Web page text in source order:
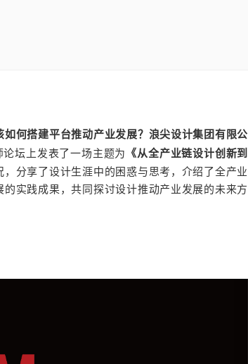
何搭建平台推动产业发展？ 浪尖设计集团有限公
坛上发表了一场主题为 《从全产业链设计创新到
分享了设计生涯中的困惑与思考，介绍了全产业
实践成果，共同探讨设计推动产业发展的未来方